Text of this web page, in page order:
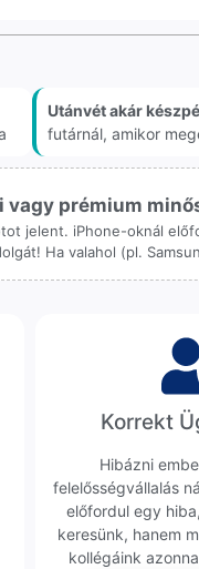
Utánvét akár
futárnál, amikor
vagy prémium
jelent. iPhone-oknál
Ha valahol (pl.
Korrekt
Hibázni
felelősségvállalás
előfordul egy
keresünk, hanem
kollégáink